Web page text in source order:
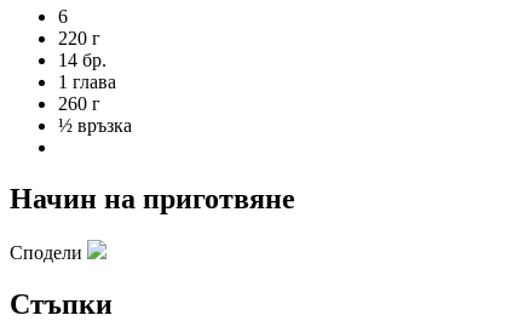
6
220 г
14 бр.
1 глава
260 г
½ връзка
Начин на приготвяне
Сподели
Стъпки